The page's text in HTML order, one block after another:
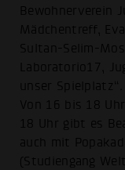
Bewohnerverein
Mädchentreff,
Sultan-Selim-
Laboratorio17,
unser Spielplatz“.
Von 16 bis 18
18 Uhr gibt es
auch mit
(Studiengang